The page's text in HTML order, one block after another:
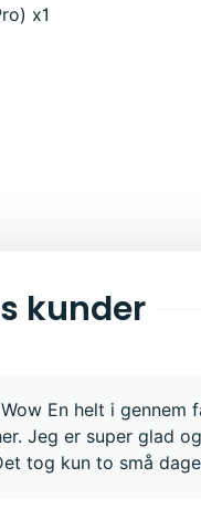
x1
kunder
En helt i
Jeg er super glad
tog kun to små